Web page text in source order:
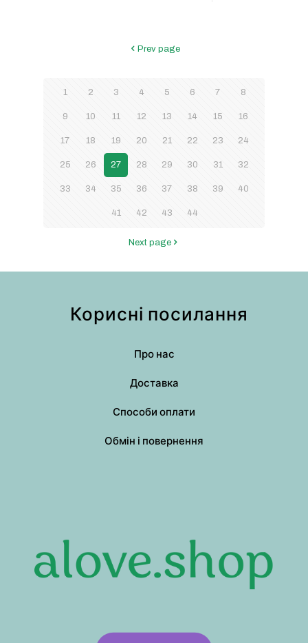
Prev page
1 2 3 4 5 6 7 8
9 10 11 12 13 14 15 16
17 18 19 20 21 22 23 24
25 26 27 28 29 30 31 32
33 34 35 36 37 38 39 40
41 42 43 44
Next page
Корисні посилання
Про нас
Доставка
Способи оплати
Обмін і повернення